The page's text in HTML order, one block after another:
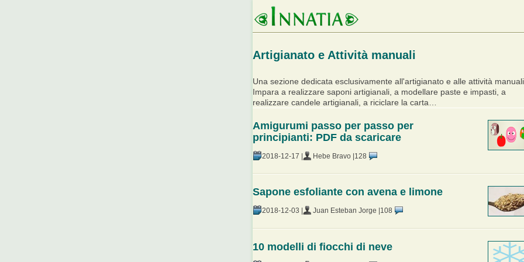
Artigianato e Attività manuali
Una sezione dedicata esclusivamente all'artigianato e alle attività
Impara a realizzare saponi artigianali, a modellare paste e impasti, a
realizzare candele artigianali, a riciclare la carta…
Amigurumi passo per passo per
principianti: PDF da scaricare
2018-12-17 | Hebe Bravo | 128
Sapone esfoliante con avena e limone
2018-12-03 | Juan Esteban Jorge | 108
10 modelli di fiocchi di neve